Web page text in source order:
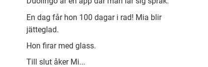
En dag får hon 100 dagar i rad! Mia blir
jätteglad.
Hon firar med glass.
Till slut åker Mi...